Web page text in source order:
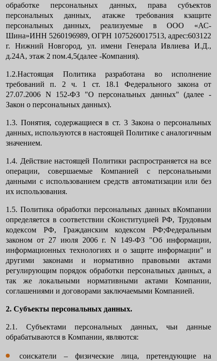
обработке персональных данных, права субъектов
персональных данных, атакже требования кзащите
персональных данных, реализуемые в ООО «АС-
Шина»ИНН 5260196989, ОГРН 1075260017513, адрес:603122
г. Нижний Новгород, ул. имени Генерала Ивлиева И.Д.,
д.24А, этаж 2 пом.4,5(далее -Компания).
1.2.Настоящая Политика разработана во исполнение
требований п. 2 ч. 1 ст. 18.1 Федерального закона от
27.07.2006 N 152-ФЗ "О персональных данных" (далее -
Закон о персональных данных).
1.3. Понятия, содержащиеся в ст. 3 Закона о персональных
данных, используются в настоящей Политике с аналогичным
значением.
1.4. Действие настоящей Политики распространяется на все
операции, совершаемые Компанией с персональными
данными с использованием средств автоматизации или без
их использования.
1.5. Политика обработки персональных данных вКомпании
определяется в соответствии сКонституцией РФ, Трудовым
кодексом РФ, Гражданским кодексом РФ;Федеральным
законом от 27 июля 2006 г. N 149-ФЗ "Об информации,
информационных технологиях и о защите информации" и
другими законами и нормативно правовыми актами
регулирующим порядок обработки персональных данных, а
так же локальными нормативными актами Компании,
соглашениями и договорами заключаемыми Компанией.
2. Субъекты персональных данных.
2.1. Субъектами персональных данных, чьи данные
обрабатываются в Компании, являются:
соискатели – физические лица, претендующие на